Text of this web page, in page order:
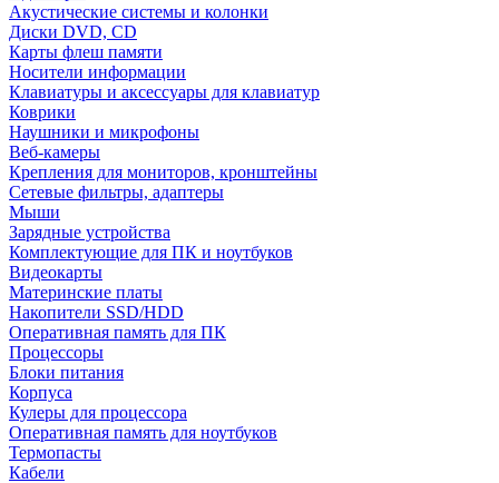
Акустические системы и колонки
Диски DVD, CD
Карты флеш памяти
Носители информации
Клавиатуры и аксессуары для клавиатур
Коврики
Наушники и микрофоны
Веб-камеры
Крепления для мониторов, кронштейны
Сетевые фильтры, адаптеры
Мыши
Зарядные устройства
Комплектующие для ПК и ноутбуков
Видеокарты
Материнские платы
Накопители SSD/HDD
Оперативная память для ПК
Процессоры
Блоки питания
Корпуса
Кулеры для процессора
Оперативная память для ноутбуков
Термопасты
Кабели